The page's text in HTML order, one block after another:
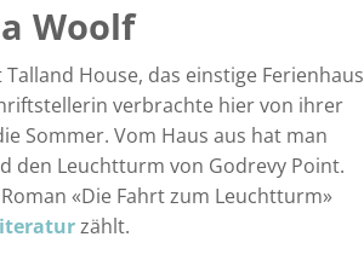
Woolf
House, das einstige Ferienhaus
verbrachte hier von ihrer
Sommer. Vom Haus aus hat man
den Leuchtturm von Godrevy Point.
«Die Fahrt zum Leuchtturm»
zählt.